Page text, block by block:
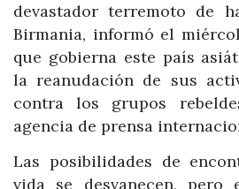
devastador terremoto de
Birmania, informó el
que gobierna este país
la reanudación de sus
contra los grupos
agencia de prensa
Las posibilidades de
vida se desvanecen, pero